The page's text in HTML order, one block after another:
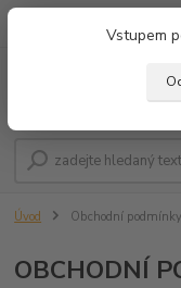
Vstupem
Po-Pá, 8-17 hod.
Úvod Obchodní podmínky
OBCHODNÍ